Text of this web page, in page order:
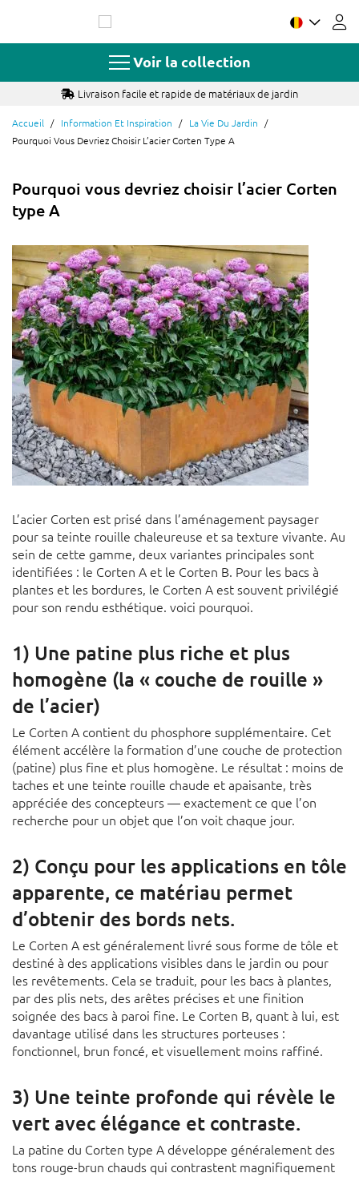
contenu
Voir la collection
Livraison facile et rapide de matériaux de jardin
Accueil Information Et Inspiration
La Vie Du Jardin
Pourquoi Vous Devriez Choisir L’acier Corten Type A
Pourquoi vous devriez choisir l’acier Corten
type A
L’acier Corten est prisé dans l’aménagement paysager
pour sa teinte rouille chaleureuse et sa texture vivante. Au
sein de cette gamme, deux variantes principales sont
identifiées : le Corten A et le Corten B. Pour les bacs à
plantes et les bordures, le Corten A est souvent privilégié
pour son rendu esthétique. voici pourquoi.
1) Une patine plus riche et plus
homogène (la « couche de rouille »
de l’acier)
Le Corten A contient du phosphore supplémentaire. Cet
élément accélère la formation d’une couche de protection
(patine) plus fine et plus homogène. Le résultat : moins de
taches et une teinte rouille chaude et apaisante, très
appréciée des concepteurs — exactement ce que l’on
recherche pour un objet que l’on voit chaque jour.
2) Conçu pour les applications en tôle
apparente, ce matériau permet
d’obtenir des bords nets.
Le Corten A est généralement livré sous forme de tôle et
destiné à des applications visibles dans le jardin ou pour
les revêtements. Cela se traduit, pour les bacs à plantes,
par des plis nets, des arêtes précises et une finition
soignée des bacs à paroi fine. Le Corten B, quant à lui, est
davantage utilisé dans les structures porteuses :
fonctionnel, brun foncé, et visuellement moins raffiné.
3) Une teinte profonde qui révèle le
vert avec élégance et contraste.
La patine du Corten type A développe généralement des
tons rouge-brun chauds qui contrastent magnifiquement